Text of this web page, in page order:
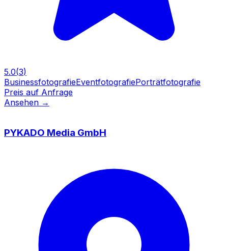
5.0(3)
BusinessfotografieEventfotografiePorträtfotografie
Preis auf Anfrage
Ansehen →
PYKADO Media GmbH